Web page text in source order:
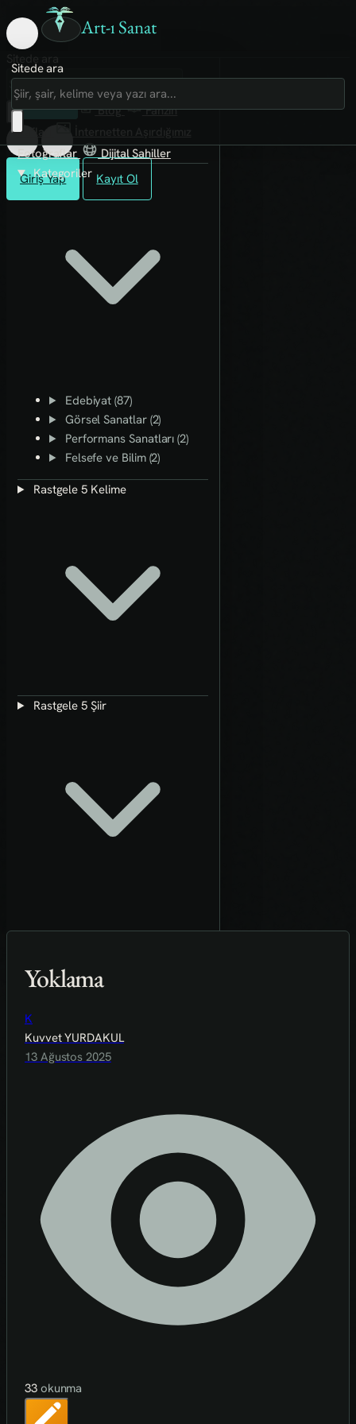
Art-ı Sanat
Giriş Yap Kayıt Ol
Sitede ara
Art-ı Sosyal
İmece
Kütüphane
Blog
Fanzin
Rafları
Fotoğraflar
Dijital Sahiller
Kategoriler
Edebiyat (87)
Görsel Sanatlar (2)
Performans Sanatları (2)
Felsefe ve Bilim (2)
Rastgele 5 Kelime
Rastgele 5 Şiir
Yoklama
K
Kuvvet YURDAKUL
13 Ağustos 2025
33 okunma